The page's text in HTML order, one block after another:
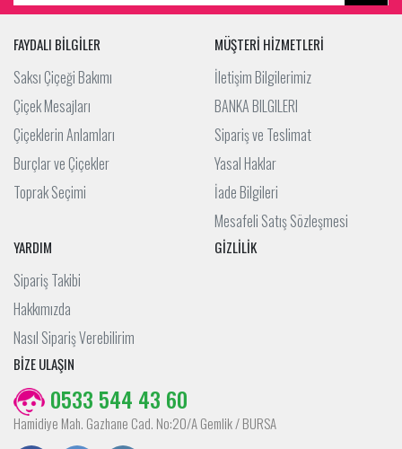
FAYDALI BİLGİLER
Saksı Çiçeği Bakımı
Çiçek Mesajları
Çiçeklerin Anlamları
Burçlar ve Çiçekler
Toprak Seçimi
MÜŞTERİ HİZMETLERİ
İletişim Bilgilerimiz
BANKA BILGILERI
Sipariş ve Teslimat
Yasal Haklar
İade Bilgileri
Mesafeli Satış Sözleşmesi
YARDIM
Sipariş Takibi
Hakkımızda
Nasıl Sipariş Verebilirim
GİZLİLİK
BİZE ULAŞIN
0533 544 43 60
Hamidiye Mah. Gazhane Cad. No:20/A Gemlik / BURSA